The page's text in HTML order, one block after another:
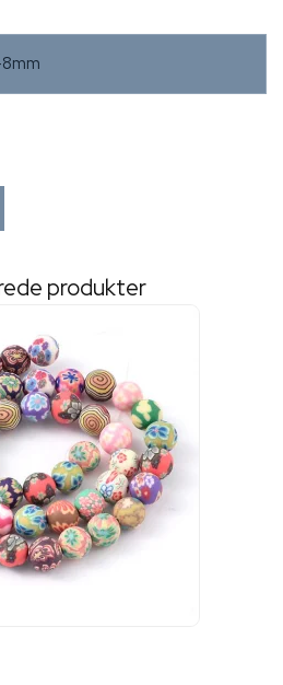
produkter